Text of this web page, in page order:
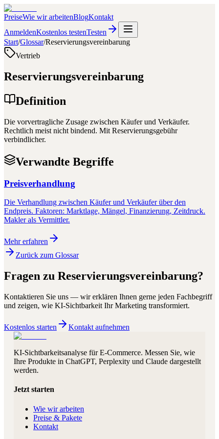
PreiseWie wir arbeitenBlogKontakt
AnmeldenKostenlos testenTesten
Start/Glossar/Reservierungsvereinbarung
Vertrieb
Reservierungsvereinbarung
Definition
Die vorvertragliche Zusage zwischen Käufer und Verkäufer.
Rechtlich meist nicht bindend. Mit Reservierungsgebühr
verbindlicher.
Verwandte Begriffe
Preisverhandlung
Die Verhandlung zwischen Käufer und Verkäufer über den
Endpreis. Faktoren: Marktlage, Mängel, Finanzierung, Zeitdruck.
Makler als Vermittler.
Mehr erfahren
Zurück zum Glossar
Fragen zu Reservierungsvereinbarung?
Kontaktieren Sie uns — wir erklären Ihnen gerne jeden Fachbegriff
und zeigen, wie KI-Sichtbarkeit Ihr Marketing transformiert.
Kostenlos starten Kontakt aufnehmen
KI-Sichtbarkeitsanalyse für E-Commerce. Messen Sie, wie
Ihre Produkte in ChatGPT, Perplexity und Claude dargestellt
werden.
Jetzt starten
Wie wir arbeiten
Preise & Pakete
Kontakt